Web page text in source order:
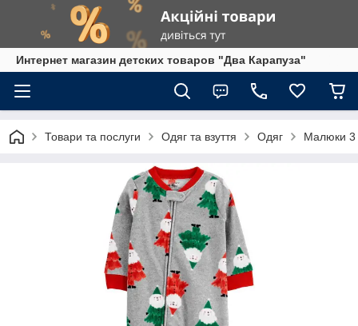
Интернет магазин детских товаров "Два Карапуза"
Товари та послуги Одяг та взуття Одяг Малюки 3